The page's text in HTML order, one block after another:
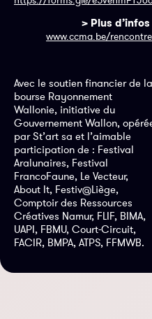
> Plus d’infos
www.ccma.be/
Avec le soutien financier de la
bourse Rayonnement
Wallonie, initiative du
Gouvernement Wallon,
par St’art sa et l’aimable
participation de : Festival
Aralunaires, Festival
FrancoFaune, Le Vecteur,
About It, Festiv@Liège,
Comptoir des Ressources
Créatives Namur, FLIF, BIMA,
UAPI, FBMU, Court-Circuit,
FACIR, BMPA, ATPS, FFMWB.